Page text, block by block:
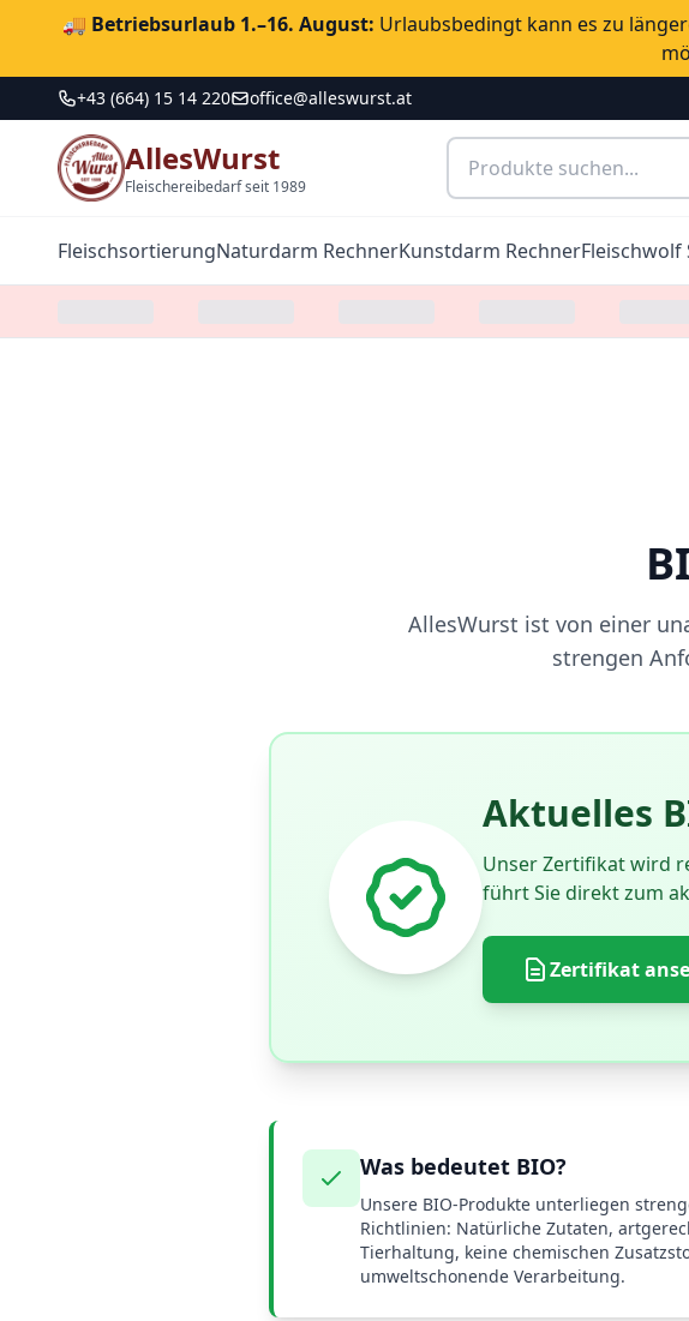
🚚 Betriebsurlaub 1.–16. August: Urlaubsbedingt kann es zu
+43 (664) 15 14 220 office@alleswurst.at
AllesWurst
Fleischereibedarf seit 1989
FleischsortierungNaturdarm RechnerKunstdarm RechnerFleischwolf
AllesWurst ist von einer
strengen
Aktuelles
Unser Zertifikat wird
führt Sie direkt zum
Zertifikat
Was bedeutet BIO?
Unsere BIO-Produkte unterliegen
Richtlinien: Natürliche Zutaten,
Tierhaltung, keine chemischen
umweltschonende Verarbeitung.